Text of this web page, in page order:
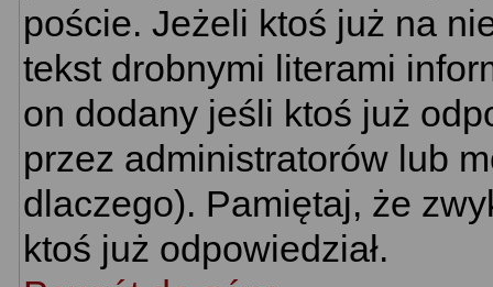
poście. Jeżeli ktoś już na
tekst drobnymi literami
on dodany jeśli ktoś już
przez administratorów lub
dlaczego). Pamiętaj, że
ktoś już odpowiedział.